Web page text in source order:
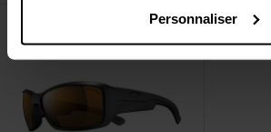
Personnaliser
Voir Whoops, Reactiv Polarized 2-4
Voir